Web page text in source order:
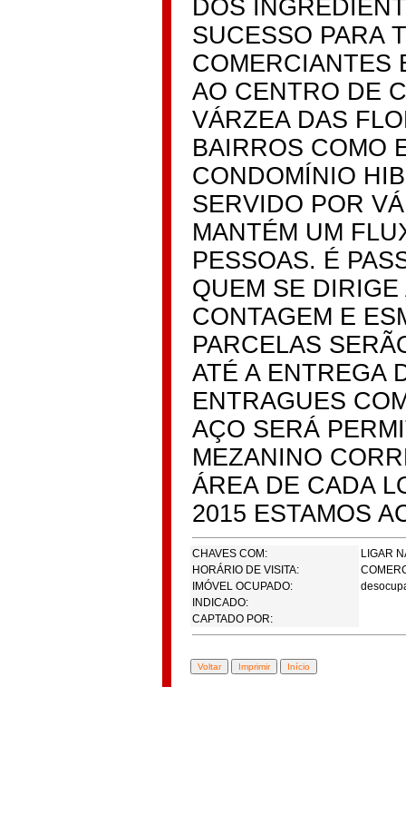
DOS
SUCESSO PARA
COMERCIANTES
AO CENTRO DE
VÁRZEA DAS
BAIRROS COMO
CONDOMÍNIO
SERVIDO POR
MANTÉM UM
PESSOAS. É
QUEM SE
CONTAGEM E
PARCELAS
ATÉ A ENTREGA
ENTRAGUES
AÇO SERÁ
MEZANINO
ÁREA DE CADA
2015 ESTAMOS
CHAVES COM:
LIGAR
HORÁRIO DE VISITA:
IMÓVEL OCUPADO:
INDICADO:
CAPTADO POR: